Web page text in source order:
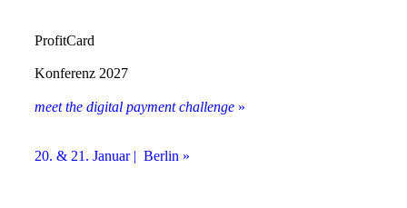
ProfitCard
Konferenz 2027
meet the digital payment challenge »
20. & 21. Januar | Berlin »